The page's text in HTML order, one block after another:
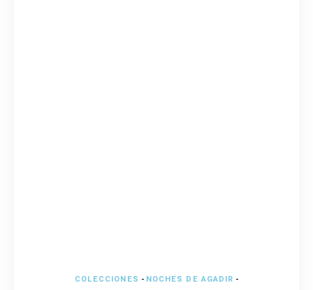
COLECCIONES - NOCHES DE AGADIR -